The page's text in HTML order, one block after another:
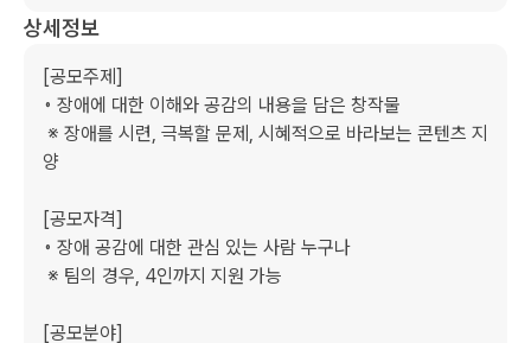
상세정보
[공모주제]
◦ 장애에 대한 이해와 공감의 내용을 담은 창작물
양
[공모자격]
◦ 장애 공감에 대한 관심 있는 사람 누구나
[공모분야]